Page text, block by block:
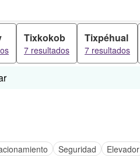
Tixkokob
7 resultados
Tixpéhual
7 resultados
Seguridad Elevador